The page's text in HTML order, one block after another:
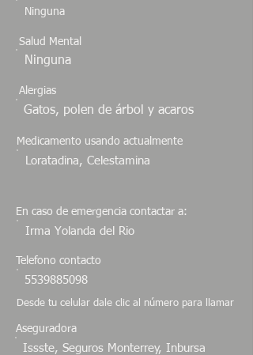
Ninguna
Salud Mental
Ninguna
Alergias
Gatos, polen de árbol y acaros
Medicamento usando actualmente
Loratadina, Celestamina
En caso de emergencia contactar a:
Irma Yolanda del Rio
Telefono contacto
5539885098
Desde tu celular dale clic al número para llamar
Aseguradora
Issste, Seguros Monterrey, Inbursa